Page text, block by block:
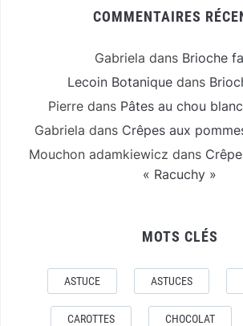
COMMENTAIRES
Gabriela dans Brioche
Lecoin Botanique dans
Pierredans Pâtes au chou
Gabriela dans Crêpes aux
Mouchon adamkiewicz dans
« Racuchy »
MOTS CLÉS
ASTUCE ASTUCES
CAROTTES CHOCOLAT